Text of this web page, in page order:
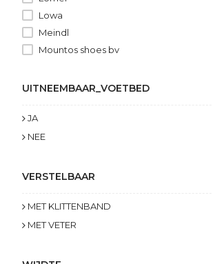
Lowa
Meindl
Mountos shoes bv
Panama Jack
Solidus
Wolky
Xsensible
UITNEEMBAAR_VOETBED
JA
NEE
VERSTELBAAR
MET KLITTENBAND
MET VETER